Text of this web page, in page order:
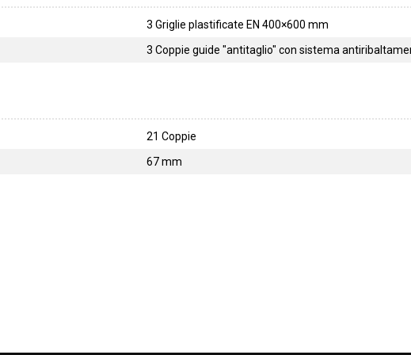
3 Griglie plastificate EN 400×600 mm
3 Coppie guide "antitaglio" con sistema
21 Coppie
67 mm